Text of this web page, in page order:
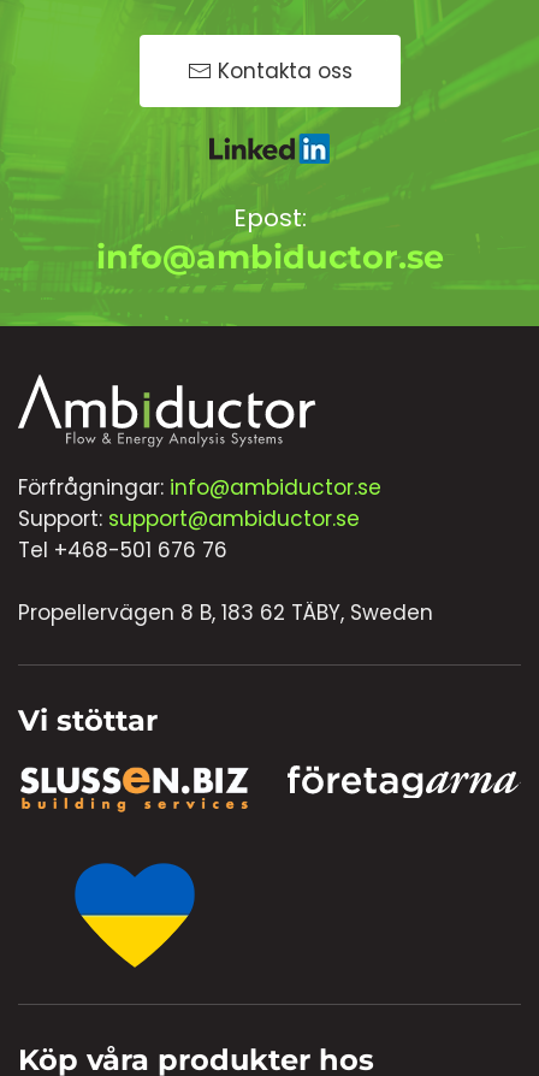
Kontakta oss
Epost:
info@ambiductor.se
Förfrågningar: info@ambiductor.se
Support: support@ambiductor.se
Tel +468-501 676 76
Propellervägen 8 B, 183 62 TÄBY, Sweden
Vi stöttar
Köp våra produkter hos